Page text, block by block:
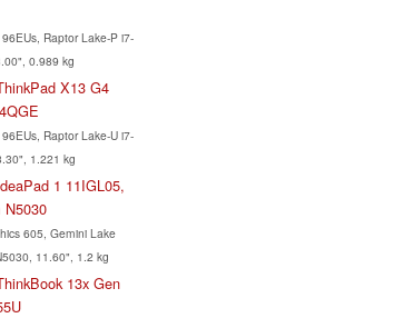
Raptor Lake-P i7-
0.989 kg
X13 G4
Raptor Lake-U i7-
1.221 kg
1 11IGL05,
N5030
605, Gemini Lake
11.60", 1.2 kg
13x Gen